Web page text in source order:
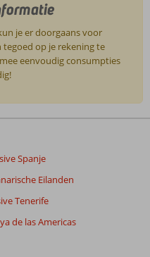
je er doorgaans voor
tegoed op je rekening te
eenvoudig consumpties
Spanje
Eilanden
Tenerife
de las Americas